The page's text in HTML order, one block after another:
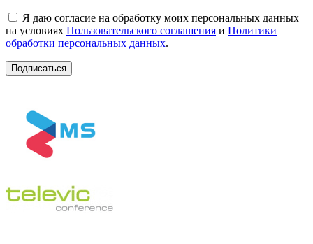
Я даю согласие на обработку моих персональных данных
на условиях Пользовательского соглашения и Политики
обработки персональных данных.